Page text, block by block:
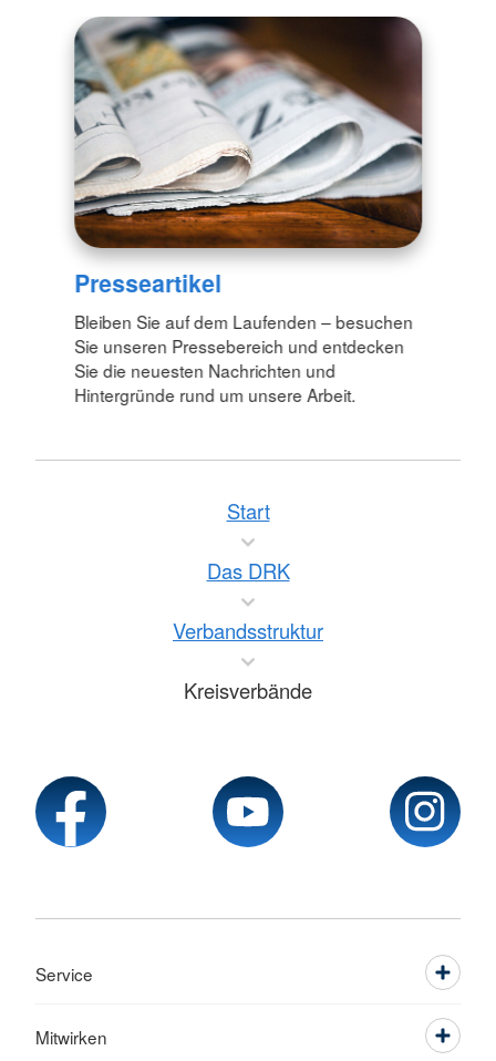
Presseartikel
Bleiben Sie auf dem Laufenden – besuchen
Sie unseren Pressebereich und entdecken
Sie die neuesten Nachrichten und
Hintergründe rund um unsere Arbeit.
Start
Das DRK
Verbandsstruktur
Kreisverbände
Service
Mitwirken